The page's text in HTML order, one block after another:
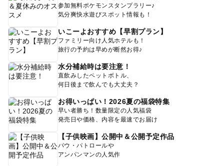
参加無料ポケモンスタンプラリー♪
気分爽快水遊びスポット情報も！
いこーよおすすめ【早割プラン】
ファミリー向け人気ホテルも！
旅行の予約は早めが断然お得♪
水分補給時は要注意！
直飲みしたペットボトル、
何日後まで飲んでも大丈夫？
お得いっぱい！2026夏の福袋特集
早い者勝ち！数量限定の人気福袋
発売日や価格、内容を最速でお届け
【子供映画】公開中＆公開予定作品
パウ・パトロールや
アンパンマンの人気作